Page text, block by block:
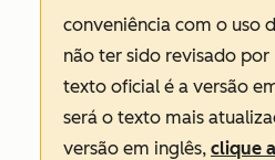
conveniência com o uso
não ter sido revisado por
texto oficial é a versão
será o texto mais
versão em inglês, clique